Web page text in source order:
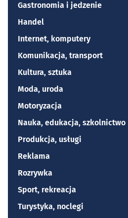
Gastronomia i jedzenie
Handel
Internet, komputery
Komunikacja, transport
Kultura, sztuka
Moda, uroda
Motoryzacja
Nauka, edukacja, szkolnictwo
Produkcja, usługi
Reklama
Rozrywka
Sport, rekreacja
Turystyka, noclegi